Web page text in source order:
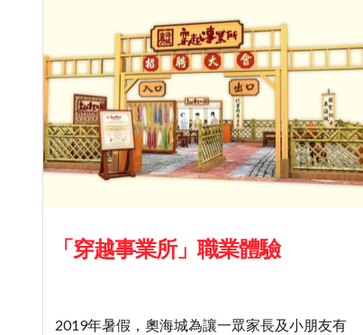
「穿越事業所」職業體驗
2019年暑假，奧海城為讓一眾家長及小朋友有